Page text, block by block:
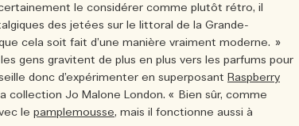
le considérer comme plutôt rétro, il
des jetées sur le littoral de la Grande-
cela soit fait d’une manière vraiment moderne. »
gens gravitent de plus en plus vers les parfums pour
donc d’expérimenter en superposant Raspberry
collection Jo Malone London. « Bien sûr, comme
le pamplemousse, mais il fonctionne aussi à